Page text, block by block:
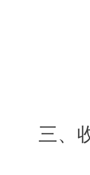
三、